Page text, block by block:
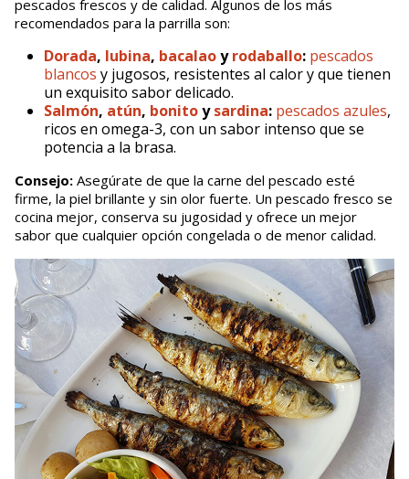
pescados frescos y de calidad. Algunos de los más
recomendados para la parrilla son:
Dorada, lubina, bacalaoyrodaballo: pescados
blancos y jugosos, resistentes al calor y que tienen
un exquisito sabor delicado.
Salmón, atún, bonitoysardina: pescados azules,
ricos en omega-3, con un sabor intenso que se
potencia a la brasa.
Consejo: Asegúrate de que la carne del pescado esté
firme, la piel brillante y sin olor fuerte. Un pescado fresco se
cocina mejor, conserva su jugosidad y ofrece un mejor
sabor que cualquier opción congelada o de menor calidad.